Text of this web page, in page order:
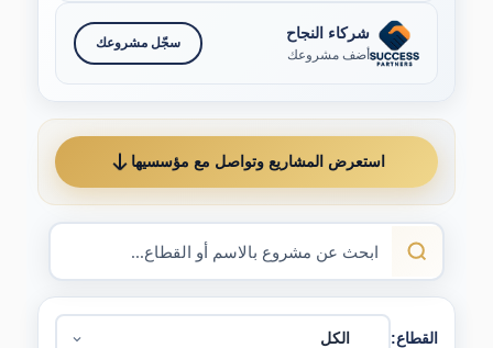
شركاء النجاح
أضف مشروعك
سجّل مشروعك
استعرض المشاريع وتواصل مع مؤسسيها
القطاع: